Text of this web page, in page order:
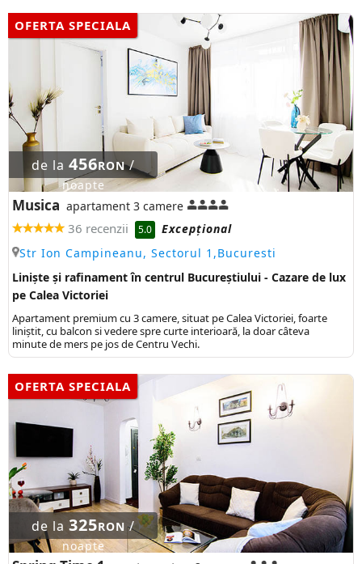
OFERTA SPECIALA
de la 456RON/
noapte
Musica apartament 3 camere
36 recenzii 5.0
Excepţional
Str Ion Campineanu, Sectorul 1,Bucuresti
Liniște și rafinament în centrul Bucureștiului - Cazare de lux
pe Calea Victoriei
Apartament premium cu 3 camere, situat pe Calea Victoriei, foarte
liniștit, cu balcon si vedere spre curte interioară, la doar câteva
minute de mers pe jos de Centru Vechi.
OFERTA SPECIALA
de la 325RON/
noapte